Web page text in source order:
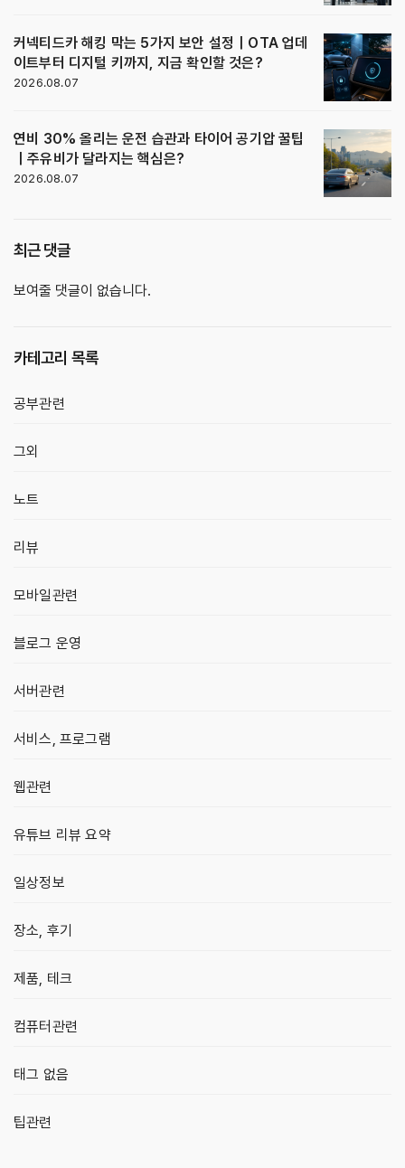
커넥티드카 해킹 막는 5가지 보안 설정｜OTA 업데
이트부터 디지털 키까지, 지금 확인할 것은?
2026.08.07
연비 30% 올리는 운전 습관과 타이어 공기압 꿀팁
｜주유비가 달라지는 핵심은?
2026.08.07
최근 댓글
보여줄 댓글이 없습니다.
카테고리 목록
공부관련
그외
노트
리뷰
모바일관련
블로그 운영
서버관련
서비스, 프로그램
웹관련
유튜브 리뷰 요약
일상정보
장소, 후기
제품, 테크
컴퓨터관련
태그 없음
팁관련